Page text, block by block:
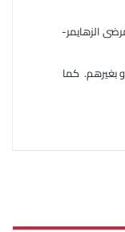
تصل الى 6 اسابيع) لمرضى الزهايمر-
بغيرهم. كما